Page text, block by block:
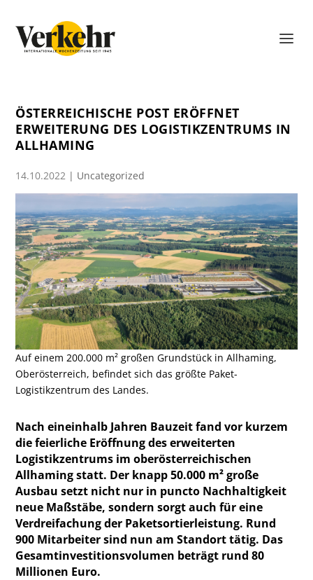
ÖSTERREICHISCHE POST ERÖFFNET
ERWEITERUNG DES LOGISTIKZENTRUMS IN
ALLHAMING
14.10.2022 | Uncategorized
Auf einem 200.000 m² großen Grundstück in Allhaming,
Oberösterreich, befindet sich das größte Paket-
Logistikzentrum des Landes.
Nach eineinhalb Jahren Bauzeit fand vor kurzem
die feierliche Eröffnung des erweiterten
Logistikzentrums im oberösterreichischen
Allhaming statt. Der knapp 50.000 m² große
Ausbau setzt nicht nur in puncto Nachhaltigkeit
neue Maßstäbe, sondern sorgt auch für eine
Verdreifachung der Paketsortierleistung. Rund
900 Mitarbeiter sind nun am Standort tätig. Das
Gesamtinvestitionsvolumen beträgt rund 80
Millionen Euro.